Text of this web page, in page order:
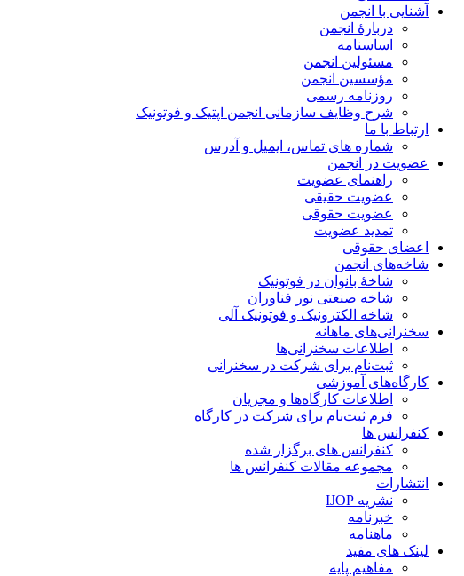
آشنایی با انجمن
دربارۀ انجمن
اساسنامه
مسئولین انجمن
مؤسسین انجمن
روزنامه رسمی
شرح وظایف سازمانی انجمن اپتیک و فوتونیک
ارتباط با ما
شماره های تماس، ایمیل و آدرس
عضویت در انجمن
راهنمای عضویت
عضویت حقیقی
عضویت حقوقی
تمدید عضویت
اعضای حقوقی
شاخه‌های انجمن
شاخۀ بانوان در فوتونیک
شاخه صنعتی نور فناوران
شاخه‌ الکترونیک و فوتونیک آلی
سخنرانی‌های ماهانه
اطلاعات سخنرانی‌‌ها
ثبت‌نام برای شرکت در سخنرانی
کارگاه‌های آموزشی
اطلاعات کارگاه‌ها و مجریان
فرم ثبت‌نام برای شرکت در کارگاه
کنفرانس ها
کنفرانس های برگزار شده
مجموعه مقالات کنفرانس ها
انتشارات
نشریه IJOP
خبرنامه
ماهنامه
لینک های مفید
مفاهیم پایه